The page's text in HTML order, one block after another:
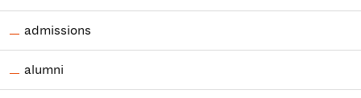
admissions
alumni